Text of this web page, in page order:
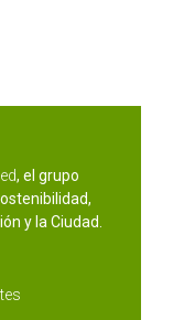
, el grupo
y la Ciudad.